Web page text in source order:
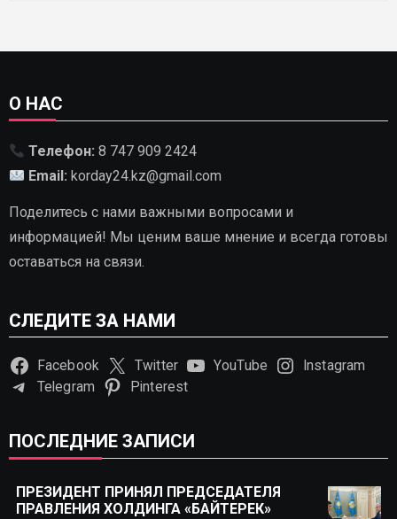
О НАС
Телефон: 8 747 909 2424
Email: korday24.kz@gmail.com
Поделитесь с нами важными вопросами и
информацией! Мы ценим ваше мнение и всегда готовы
оставаться на связи.
СЛЕДИТЕ ЗА НАМИ
Facebook Twitter YouTube
Instagram
Telegram
Pinterest
ПОСЛЕДНИЕ ЗАПИСИ
ПРЕЗИДЕНТ ПРИНЯЛ ПРЕДСЕДАТЕЛЯ
ПРАВЛЕНИЯ ХОЛДИНГА «БАЙТЕРЕК»